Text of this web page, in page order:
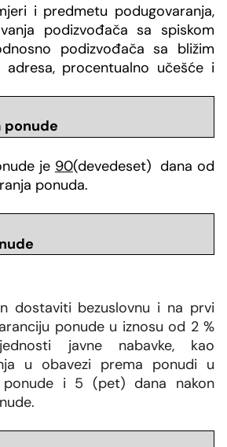
i predmetu podugovaranja,
podizvođača sa spiskom
podizvođača sa bližim
adresa, procentualno učešće i
ponude
je 90(devedeset) dana od
ponuda.
dostaviti bezuslovnu i na prvi
ponude u iznosu od 2 %
javne nabavke, kao
u obavezi prema ponudi u
ponude i 5 (pet) dana nakon